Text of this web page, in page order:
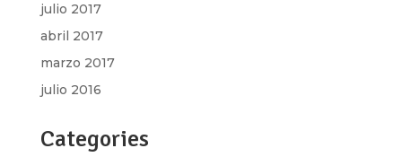
julio 2017
abril 2017
marzo 2017
julio 2016
Categories